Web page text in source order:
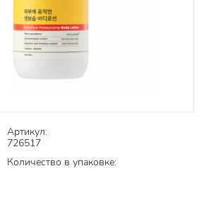
Артикул:
726517
Количество в упаковке: